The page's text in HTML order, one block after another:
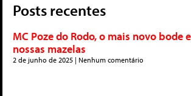
Posts recentes
MC Poze do Rodo, o mais novo bode
nossas mazelas
2 de junho de 2025 Nenhum comentário